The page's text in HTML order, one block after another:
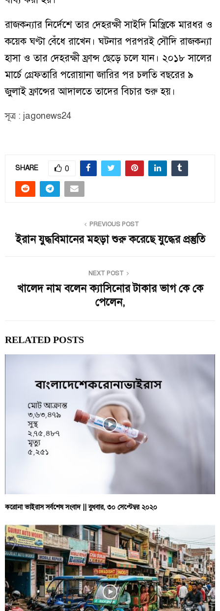
রাজকন্যার নির্দেশে তার দেহরক্ষী সাইদি মিস্ত্রিকে মারধর ও
কয়েক ঘণ্টা বেঁধে রাখেন। ঘটনার পরপরই সৌদি রাজকন্যা
হাসা ও তার দেহরক্ষী ফ্রান্স ছেড়ে চলে যান। ২০১৮ সালের
মার্চে গ্রেফতারি পরোয়ানা জারির পর চলতি বছরের ৯
জুলাই ফ্রান্সের আদালতে তাদের বিচার শুরু হয়।
সূত্র : jagonews24
SHARE 0
PREVIOUS POST
ইরান যুদ্ধবিমানের মহড়া শুরু করেছে যুদ্ধের প্রস্তুতি
NEXT POST
খালেদ নাম বলেন ক্যাসিনোর টাকার ভাগ কে কে
পেলেন,
RELATED POSTS
করোনা ভাইরাস সর্বশেষ সংবাদ || বুধবার, ৩০ সেপ্টেম্বর ২০২০